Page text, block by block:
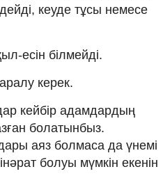
кеуде тұсы немесе
есін білмейді.
керек.
кейбір адамдардың
болатынбыз.
аяз болмаса да үнемі
болуы мүмкін екенін